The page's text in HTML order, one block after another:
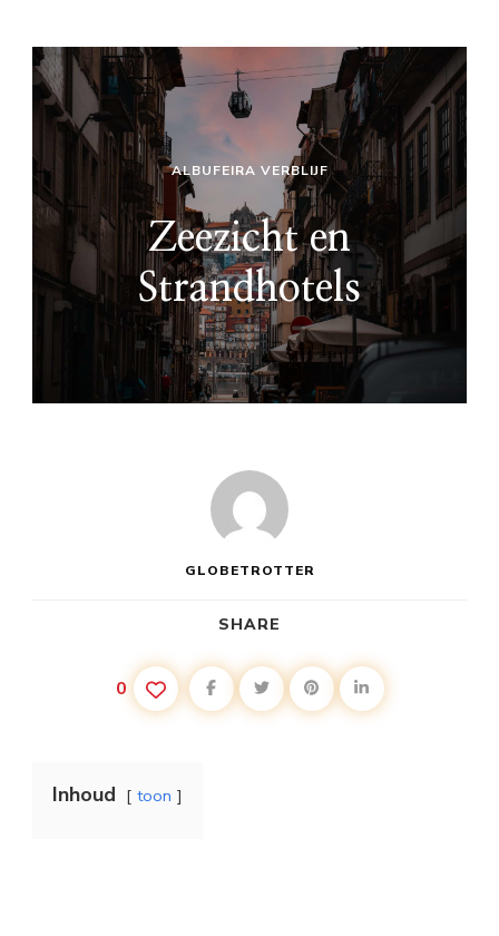
ALBUFEIRA VERBLIJF
Zeezicht en
Strandhotels
GLOBETROTTER
SHARE
0
Inhoud toon